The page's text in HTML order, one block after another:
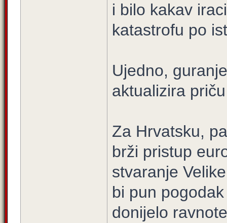
i bilo kakav
katastrofu po
Ujedno,
aktualizira
Za Hrvatsku,
brži pristup
stvaranje
bi pun
donijelo